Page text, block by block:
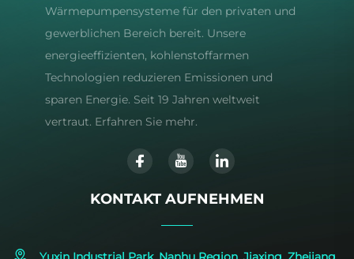
Wärmepumpensysteme für den privaten und
gewerblichen Bereich bereit. Unsere
energieeffizienten, kohlenstoffarmen
Technologien reduzieren Emissionen und
sparen Energie. Seit 19 Jahren weltweit
vertraut. Erfahren Sie mehr.
KONTAKT AUFNEHMEN